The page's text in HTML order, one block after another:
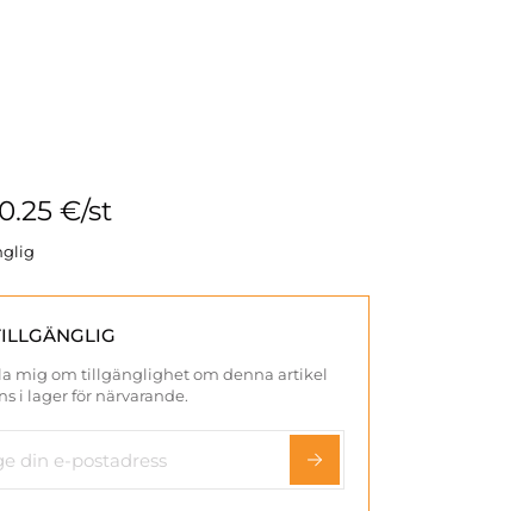
€/st
mig om tillgänglighet om denna artikel
i lager för närvarande.